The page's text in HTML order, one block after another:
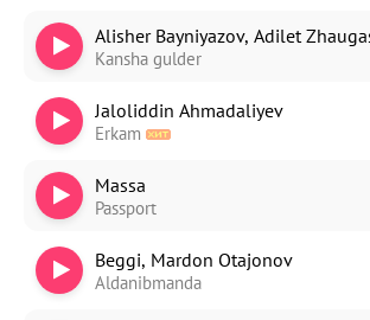
Alisher Bayniyazov, Adilet
Kansha gulder
Jaloliddin Ahmadaliyev
Erkam
Massa
Passport
Beggi, Mardon Otajonov
Aldanibmanda